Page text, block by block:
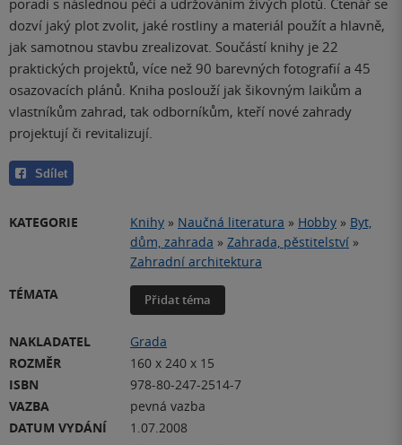
dozví jaký plot zvolit, jaké rostliny a materiál použít a hlavně,
jak samotnou stavbu zrealizovat. Součástí knihy je 22
praktických projektů, více než 90 barevných fotografií a 45
osazovacích plánů. Kniha poslouží jak šikovným laikům a
vlastníkům zahrad, tak odborníkům, kteří nové zahrady
projektují či revitalizují.
Sdílet
KATEGORIE Knihy » Naučná literatura » Hobby » Byt,
dům, zahrada » Zahrada, pěstitelství »
Zahradní architektura
TÉMATA
Přidat téma
NAKLADATEL
Grada
ROZMĚR
160 x 240 x 15
ISBN
978-80-247-2514-7
VAZBA
pevná vazba
DATUM VYDÁNÍ
1.07.2008